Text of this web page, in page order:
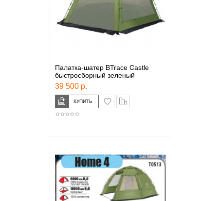
Палатка-шатер BTrace Castle
быстросборный зеленый
39 500 р.
в закладки